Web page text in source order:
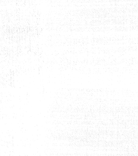
CONDITIONS EXTRÊMES